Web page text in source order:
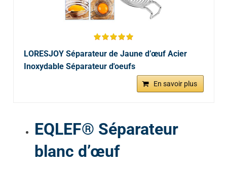
LORESJOY Séparateur de Jaune d’œuf Acier
Inoxydable Séparateur d'oeufs
En savoir plus
EQLEF® Séparateur
blanc d’œuf